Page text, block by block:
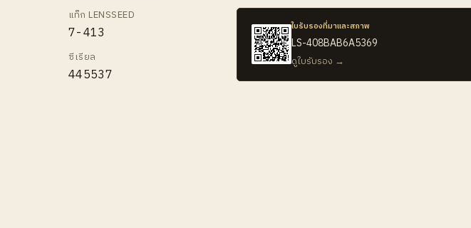
แท็ก LENSSEED
7-413
ซีเรียล
445537
ใบรับรองที่มาและสภาพ
LS-408BAB6A5369
ดูใบรับรอง →